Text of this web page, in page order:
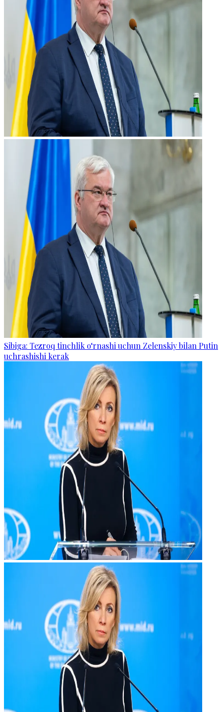
Sibiga: Tezroq tinchlik o‘rnashi uchun Zelenskiy bilan Putin
uchrashishi kerak